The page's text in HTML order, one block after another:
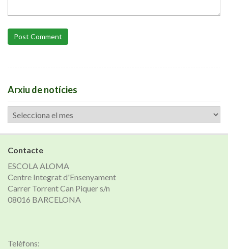
Post Comment
Arxiu de notícies
Arxiu
de
notícies
Contacte
ESCOLA ALOMA
Centre Integrat d'Ensenyament
Carrer Torrent Can Piquer s/n
08016 BARCELONA
Telèfons: